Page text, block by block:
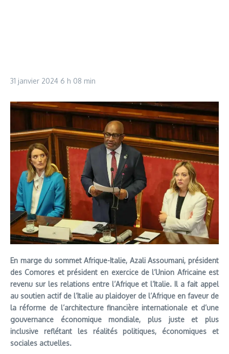
31 janvier 2024 6 h 08 min
En marge du sommet Afrique-Italie, Azali Assoumani, président
des Comores et président en exercice de l’Union Africaine est
revenu sur les relations entre l’Afrique et l’Italie. Il a fait appel
au soutien actif de l’Italie au plaidoyer de l’Afrique en faveur de
la réforme de l’architecture financière internationale et d’une
gouvernance économique mondiale, plus juste et plus
inclusive reflétant les réalités politiques, économiques et
sociales actuelles.